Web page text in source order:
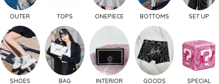
OUTER TOPS ONEPIECE BOTTOMS SET UP
SHOES BAG INTERIOR GOODS SPECIAL